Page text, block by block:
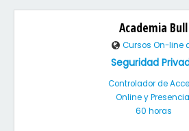
Academia Bull
Cursos On-line
Seguridad
Controlador de
Online y
60 horas